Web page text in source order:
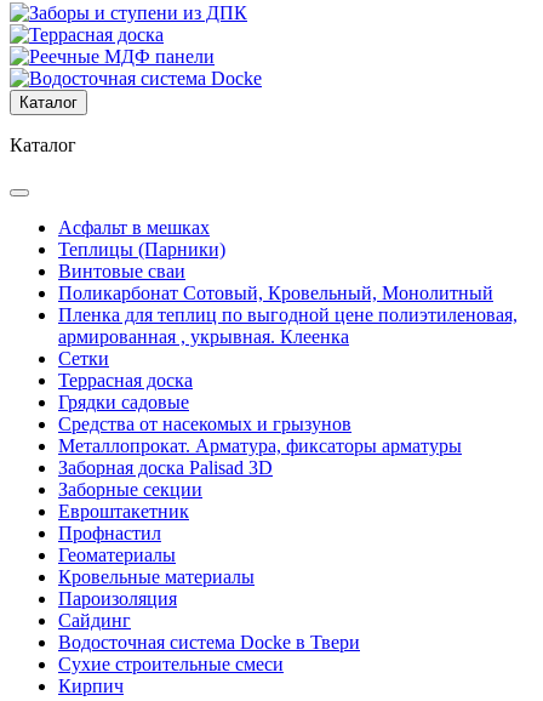
Каталог
Каталог
Асфальт в мешках
Теплицы (Парники)
Винтовые сваи
Поликарбонат Сотовый, Кровельный, Монолитный
Пленка для теплиц по выгодной цене полиэтиленовая,
армированная , укрывная. Клеенка
Сетки
Террасная доска
Грядки садовые
Средства от насекомых и грызунов
Металлопрокат. Арматура, фиксаторы арматуры
Заборная доска Palisad 3D
Заборные секции
Евроштакетник
Профнастил
Геоматериалы
Кровельные материалы
Пароизоляция
Сайдинг
Водосточная система Docke в Твери
Сухие строительные смеси
Кирпич